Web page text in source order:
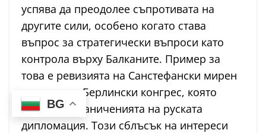
успява да преодолее съпротивата на
другите сили, особено когато става
въпрос за стратегически въпроси като
контрола върху Балканите. Пример за
това е ревизията на Санстефански мирен
договор на Берлински конгрес, която
показва ограниченията на руската
дипломация. Този сблъсък на интереси
BG